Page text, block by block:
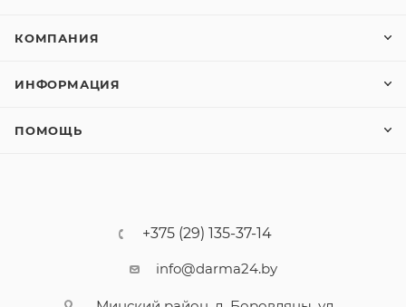
КОМПАНИЯ
ИНФОРМАЦИЯ
ПОМОЩЬ
+375 (29) 135-37-14
info@darma24.by